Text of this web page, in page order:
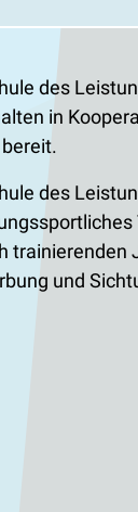
des
in
des
trainierenden
und